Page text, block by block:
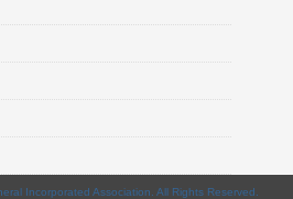
Incorporated Association. All Rights Reserved.